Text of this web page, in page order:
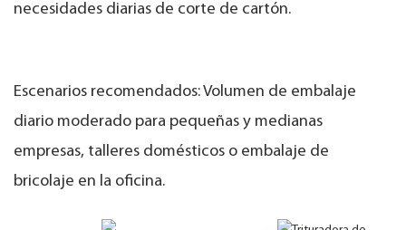
necesidades diarias de corte de cartón.
Escenarios recomendados: Volumen de embalaje
diario moderado para pequeñas y medianas
empresas, talleres domésticos o embalaje de
bricolaje en la oficina.